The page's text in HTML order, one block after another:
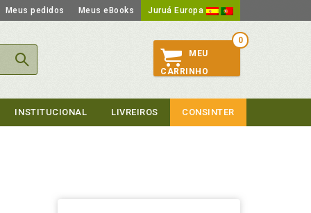
Meus pedidos Meus eBooks Juruá Europa
0
MEU
CARRINHO
INSTITUCIONAL LIVREIROS CONSINTER